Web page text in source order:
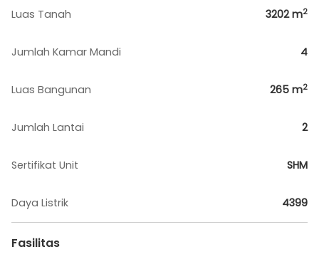
Luas Tanah 3202m2
Jumlah Kamar Mandi 4
Luas Bangunan 265 m2
Jumlah Lantai 2
Sertifikat Unit SHM
Daya Listrik 4399
Fasilitas